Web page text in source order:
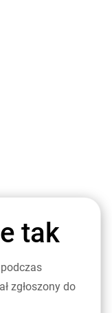
tak
zgłoszony do